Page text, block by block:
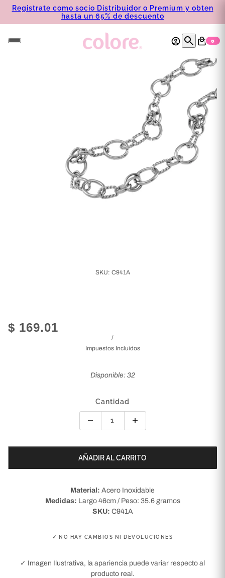
Registrate como socio Distribuidor o Premium y obten
hasta un 65% de descuento
SKU: C941A
$ 169.01
/
Impuestos Incluidos
Disponible: 32
Cantidad
AÑADIR AL CARRITO
Material: Acero Inoxidable
Medidas: Largo 46cm / Peso: 35.6 gramos
SKU: C941A
✓ NO HAY CAMBIOS NI DEVOLUCIONES
✓ Imagen Ilustrativa, la apariencia puede variar respecto al
producto real.